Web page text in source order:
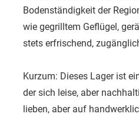
Bodenständigkeit der
wie gegrilltem Geflügel,
stets erfrischend,
Kurzum: Dieses Lager ist
der sich leise, aber
lieben, aber auf